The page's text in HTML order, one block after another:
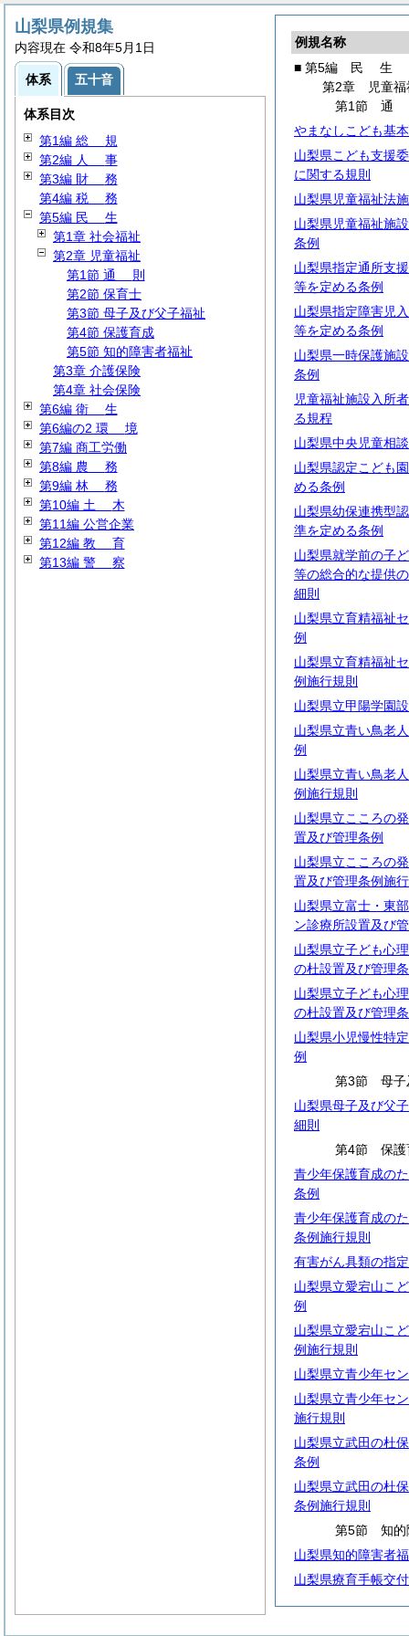
例規名称
■ 第5編
民 生
第2章 児童福
第1節 通
やまなしこども基
山梨県こども支援
に関する規則
山梨県児童福祉法
山梨県児童福祉施
条例
山梨県指定通所支
等を定める条例
山梨県指定障害児
等を定める条例
山梨県一時保護施
条例
児童福祉施設入所
る規程
山梨県中央児童相
山梨県認定こども
める条例
山梨県幼保連携型
準を定める条例
山梨県就学前の子
等の総合的な提供
細則
山梨県立育精福祉
例
山梨県立育精福祉
例施行規則
山梨県立甲陽学園
山梨県立青い鳥老
例
山梨県立青い鳥老
例施行規則
山梨県立こころの
置及び管理条例
山梨県立こころの
置及び管理条例施
山梨県立富士・東
ン診療所設置及び
山梨県立子ども心
の杜設置及び管理
山梨県立子ども心
の杜設置及び管理
山梨県小児慢性特
例
第3節 母子
山梨県母子及び父
細則
第4節 保護
青少年保護育成の
条例
青少年保護育成の
条例施行規則
有害がん具類の指定
山梨県立愛宕山こ
例
山梨県立愛宕山こ
例施行規則
山梨県立青少年セ
山梨県立青少年セ
施行規則
山梨県立武田の杜
条例
山梨県立武田の杜
条例施行規則
第5節 知的
山梨県知的障害者
山梨県療育手帳交
山梨県例規集
内容現在 令和8年5月1日
体系 五十音
体系目次
第1編 総 規
第2編 人 事
第3編 財 務
第4編 税 務
第5編 民 生
第1章 社会福祉
第2章 児童福祉
第1節 通 則
第2節 保育士
第3節 母子及び父子福祉
第4節 保護育成
第5節 知的障害者福祉
第3章 介護保険
第4章 社会保険
第6編 衛 生
第6編の2 環 境
第7編 商工労働
第8編 農 務
第9編 林 務
第10編 土 木
第11編 公営企業
第12編 教 育
第13編 警 察